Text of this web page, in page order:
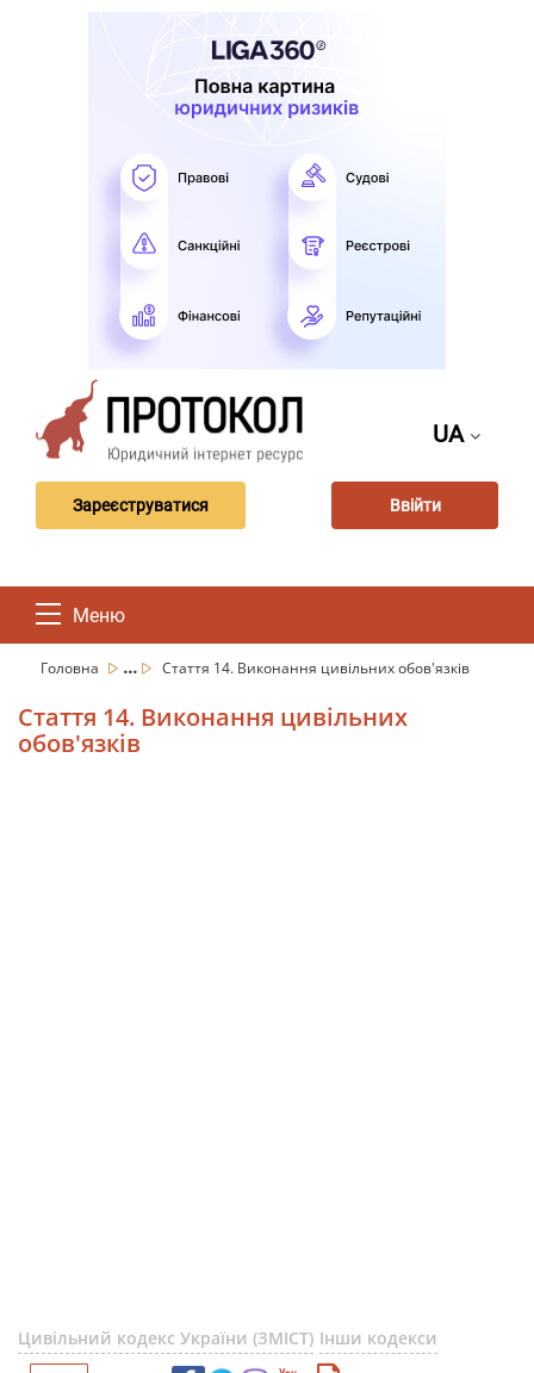
UA
Зареєструватися Ввійти
Меню
Головна ... Стаття 14. Виконання цивільних обов'язків
Стаття 14. Виконання цивільних
обов'язків
Цивільний кодекс України (ЗМІСТ) Інши кодекси